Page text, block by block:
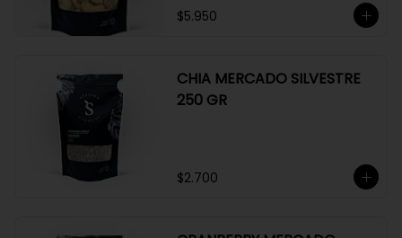
$5.950
CHIA MERCADO SILVESTRE
250 GR
$2.700